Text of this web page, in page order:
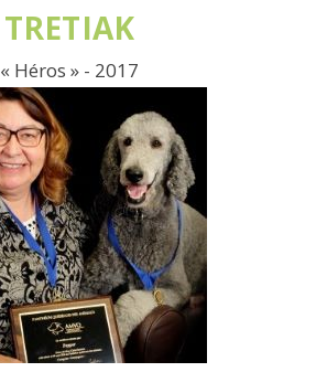
TRETIAK
« Héros » - 2017